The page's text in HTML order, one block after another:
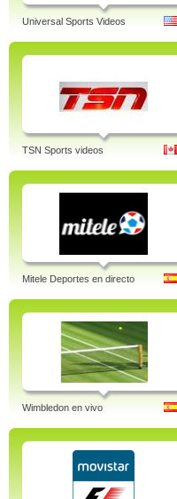
Universal Sports Videos
TSN Sports videos
Mitele Deportes en directo
Wimbledon en vivo